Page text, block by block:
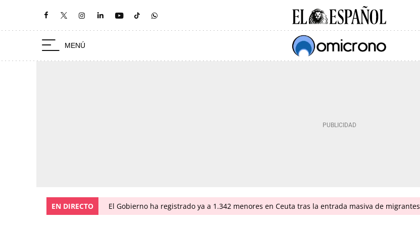
EN DIRECTO El Gobierno ha registrado ya a 1.342 menores en Ceuta tras la entrada masiva de migrantes